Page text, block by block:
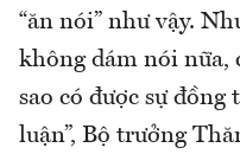
“ăn nói” như vậy.
không dám nói
sao có được sự đồng
luận”, Bộ trưởng